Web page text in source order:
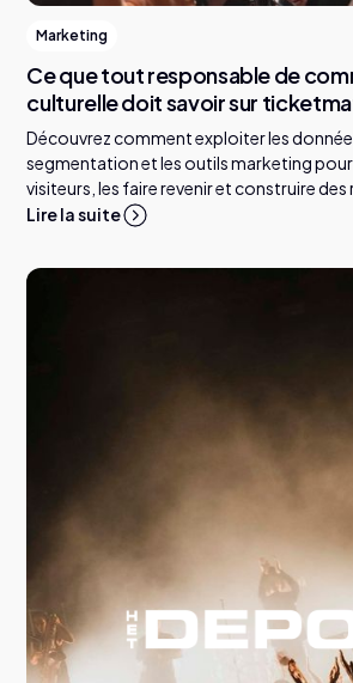
Marketing
Ce que tout responsable de
culturelle doit savoir sur
Découvrez comment exploiter les
segmentation et les outils marketing
visiteurs, les faire revenir et construire des
Lire la suite